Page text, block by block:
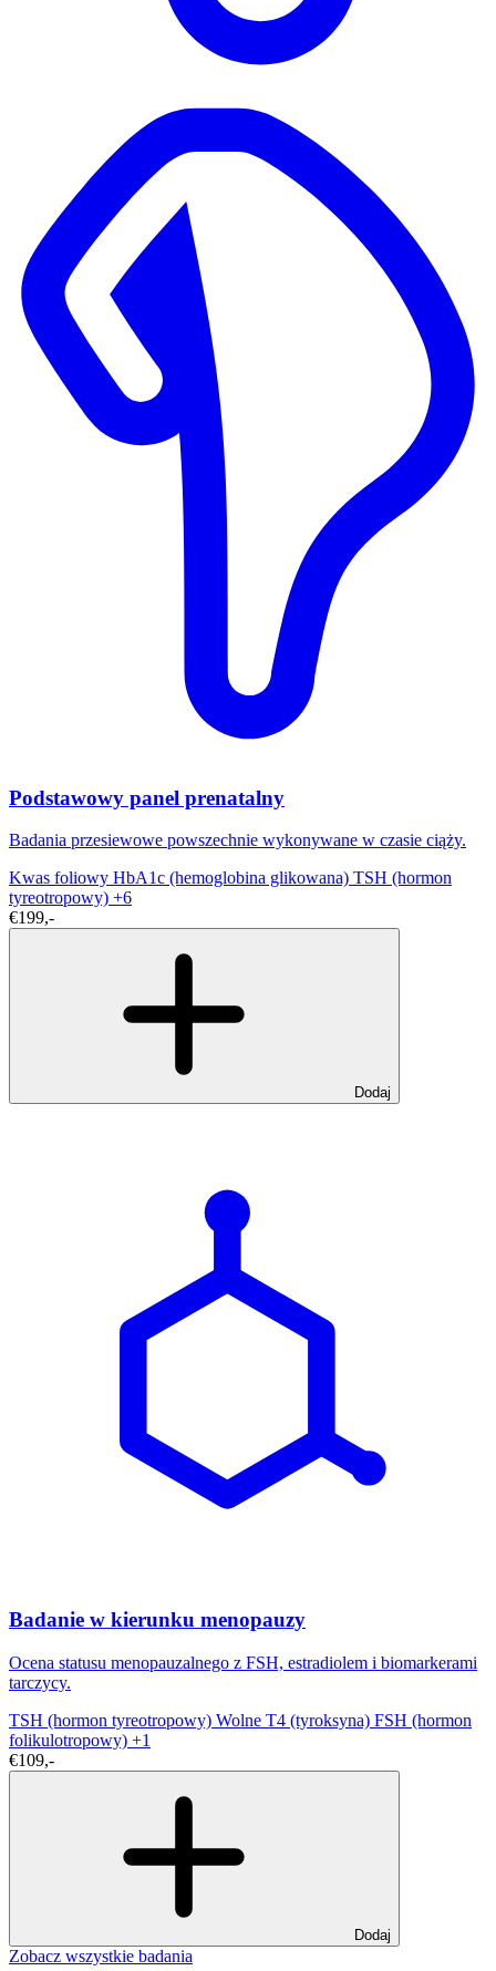
Podstawowy panel prenatalny
Badania przesiewowe powszechnie wykonywane w czasie ciąży.
Kwas foliowy HbA1c (hemoglobina glikowana) TSH (hormon
tyreotropowy) +6
€199,-
Dodaj
Badanie w kierunku menopauzy
Ocena statusu menopauzalnego z FSH, estradiolem i biomarkerami
tarczycy.
TSH (hormon tyreotropowy) Wolne T4 (tyroksyna) FSH (hormon
folikulotropowy) +1
€109,-
Dodaj
Zobacz wszystkie badania